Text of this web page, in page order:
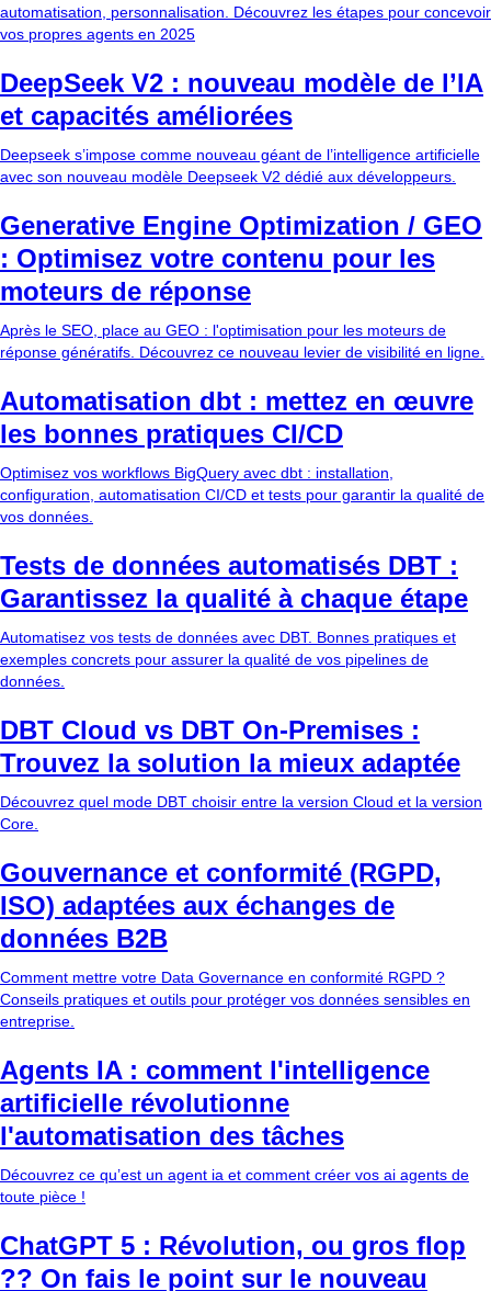
automatisation, personnalisation. Découvrez les étapes pour concevoir
vos propres agents en 2025
DeepSeek V2 : nouveau modèle de l’IA
et capacités améliorées
Deepseek s’impose comme nouveau géant de l’intelligence artificielle
avec son nouveau modèle Deepseek V2 dédié aux développeurs.
Generative Engine Optimization / GEO
: Optimisez votre contenu pour les
moteurs de réponse
Après le SEO, place au GEO : l'optimisation pour les moteurs de
réponse génératifs. Découvrez ce nouveau levier de visibilité en ligne.
Automatisation dbt : mettez en œuvre
les bonnes pratiques CI/CD
Optimisez vos workflows BigQuery avec dbt : installation,
configuration, automatisation CI/CD et tests pour garantir la qualité de
vos données.
Tests de données automatisés DBT :
Garantissez la qualité à chaque étape
Automatisez vos tests de données avec DBT. Bonnes pratiques et
exemples concrets pour assurer la qualité de vos pipelines de
données.
DBT Cloud vs DBT On-Premises :
Trouvez la solution la mieux adaptée
Découvrez quel mode DBT choisir entre la version Cloud et la version
Core.
Gouvernance et conformité (RGPD,
ISO) adaptées aux échanges de
données B2B
Comment mettre votre Data Governance en conformité RGPD ?
Conseils pratiques et outils pour protéger vos données sensibles en
entreprise.
Agents IA : comment l'intelligence
artificielle révolutionne
l'automatisation des tâches
Découvrez ce qu’est un agent ia et comment créer vos ai agents de
toute pièce !
ChatGPT 5 : Révolution, ou gros flop
?? On fais le point sur le nouveau